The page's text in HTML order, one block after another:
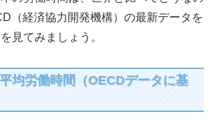
（経済協力開発機構）の最新データを
見てみましょう。
均労働時間（OECDデータに基